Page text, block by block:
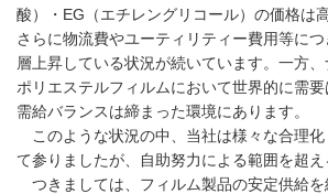
酸）・EG（エチレングリコール）の価格は
さらに物流費やユーティリティー費用等に
層上昇している状況が続いています。一方、
ポリエステルフィルムにおいて世界的に需
需給バランスは締まった環境にあります。
このような状況の中、当社は様々な合理化
て参りましたが、自助努力による範囲を超え
つきましては、フィルム製品の安定供給